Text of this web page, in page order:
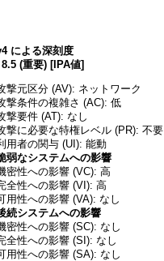
による深刻度
(重要) [IPA値]
撃元区分 (AV): ネットワーク
撃条件の複雑さ (AC): 低
撃要件 (AT): なし
撃に必要な特権レベル (PR): 不要
用者の関与 (UI): 能動
弱なシステムへの影響
密性への影響 (VC): 高
全性への影響 (VI): 高
用性への影響 (VA): なし
続システムへの影響
密性への影響 (SC): なし
全性への影響 (SI): なし
用性への影響 (SA): なし